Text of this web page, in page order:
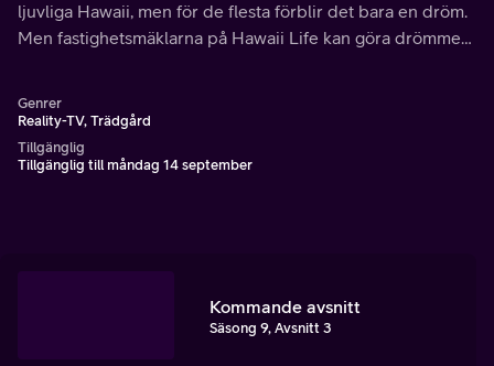
ljuvliga Hawaii, men för de flesta förblir det bara en dröm.
Men fastighetsmäklarna på Hawaii Life kan göra drömmen
Genrer
Reality-TV, Trädgård
Tillgänglig
Tillgänglig till måndag 14 september
Kommande avsnitt
Säsong 9, Avsnitt 3